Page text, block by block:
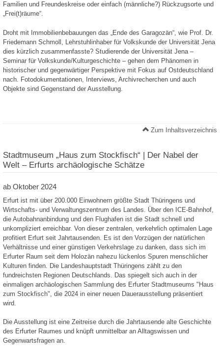
Familien und Freundeskreise oder einfach (männliche?) Rückzugsorte und
„Frei(t)räume“.
Droht mit Immobilienbebauungen das „Ende des Garagozän“, wie Prof. Dr.
Friedemann Schmoll, Lehrstuhlinhaber für Volkskunde der Universität Jena
dies kürzlich zusammenfasste? Studierende der Universität Jena –
Seminar für Volkskunde/Kulturgeschichte – gehen dem Phänomen in
historischer und gegenwärtiger Perspektive mit Fokus auf Ostdeutschland
nach. Fotodokumentationen, Interviews, Archivrecherchen und auch
Objekte sind Gegenstand der Ausstellung.
Zum Inhaltsverzeichnis
Stadtmuseum „Haus zum Stockfisch“ | Der Nabel der
Welt – Erfurts archäologische Schätze
ab Oktober 2024
Erfurt ist mit über 200.000 Einwohnern größte Stadt Thüringens und
Wirtschafts- und Verwaltungszentrum des Landes. Über den ICE-Bahnhof,
die Autobahnanbindung und den Flughafen ist die Stadt schnell und
unkompliziert erreichbar. Von dieser zentralen, verkehrlich optimalen Lage
profitiert Erfurt seit Jahrtausenden. Es ist den Vorzügen der natürlichen
Verhältnisse und einer günstigen Verkehrslage zu danken, dass sich im
Erfurter Raum seit dem Holozän nahezu lückenlos Spuren menschlicher
Kulturen finden. Die Landeshauptstadt Thüringens zählt zu den
fundreichsten Regionen Deutschlands. Das spiegelt sich auch in der
einmaligen archäologischen Sammlung des Erfurter Stadtmuseums "Haus
zum Stockfisch", die 2024 in einer neuen Dauerausstellung präsentiert
wird.
Die Ausstellung ist eine Zeitreise durch die Jahrtausende alte Geschichte
des Erfurter Raumes und knüpft unmittelbar an Alltagswissen und
Gegenwartsfragen an.